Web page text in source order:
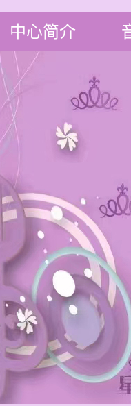
中心简介